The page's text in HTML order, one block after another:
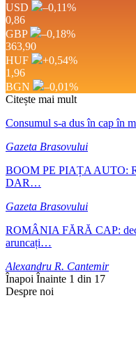
USD
–0,11%
0,86
GBP
–0,18%
363,90
HUF
+0,54%
1,96
BGN
–0,01%
Citește mai mult
Consumul s-a dus în cap în
Gazeta Brasovului
BOOM PE PIAȚA AUTO:
DAR…
Gazeta Brasovului
ROMÂNIA FĂRĂ CAP:
aruncați…
Alexandru R. Cantemir
Înapoi Înainte 1 din 17
Despre noi